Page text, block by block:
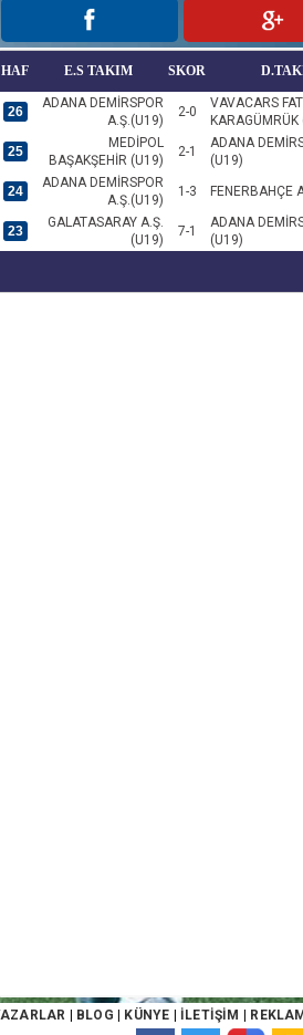
HAF E.S TAKIM SKOR
26
ADANA DEMİRSPOR
A.Ş.(U19)
2-0
VAVACARS
KARAGÜMRÜK
25
MEDİPOL
BAŞAKŞEHİR (U19)
2-1
ADANA
(U19)
24
ADANA DEMİRSPOR
A.Ş.(U19)
1-3 FENERBAHÇE
23
GALATASARAY A.Ş.
(U19)
7-1
ADANA
(U19)
BLOG KÜNYE İLETİŞİM REKLAM